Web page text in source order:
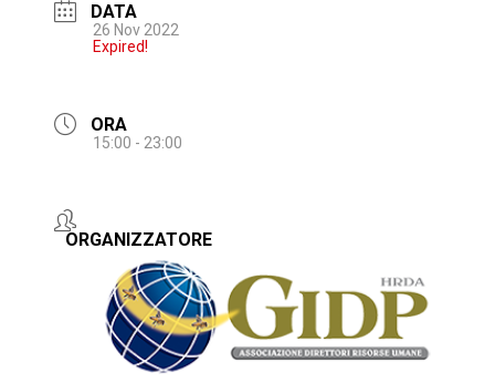
DATA
26 Nov 2022
Expired!
ORA
15:00 - 23:00
ORGANIZZATORE